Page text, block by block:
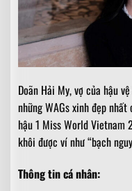
Doãn Hải My, vợ của hậu
những WAGs xinh đẹp
hậu 1 Miss World Vietnam
khôi được ví như “bạch
Thông tin cá nhân: